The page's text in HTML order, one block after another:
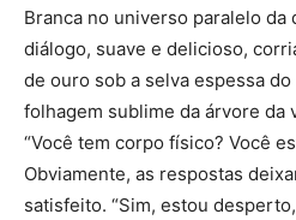
Branca no universo paralelo da
diálogo, suave e delicioso,
de ouro sob a selva espessa
folhagem sublime da árvore da
“Você tem corpo físico? Você
Obviamente, as respostas
satisfeito. “Sim, estou